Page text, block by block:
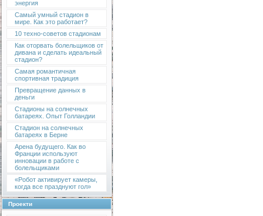
энергия
Самый умный стадион в
мире. Как это работает?
10 техно-советов стадионам
Как оторвать болельщиков от
дивана и сделать идеальный
стадион?
Самая романтичная
спортивная традиция
Превращение данных в
деньги
Стадионы на солнечных
батареях. Опыт Голландии
Стадион на солнечных
батареях в Берне
Арена будущего. Как во
Франции используют
инновации в работе с
болельщиками
«Робот активирует камеры,
когда все празднуют гол»
Проекти